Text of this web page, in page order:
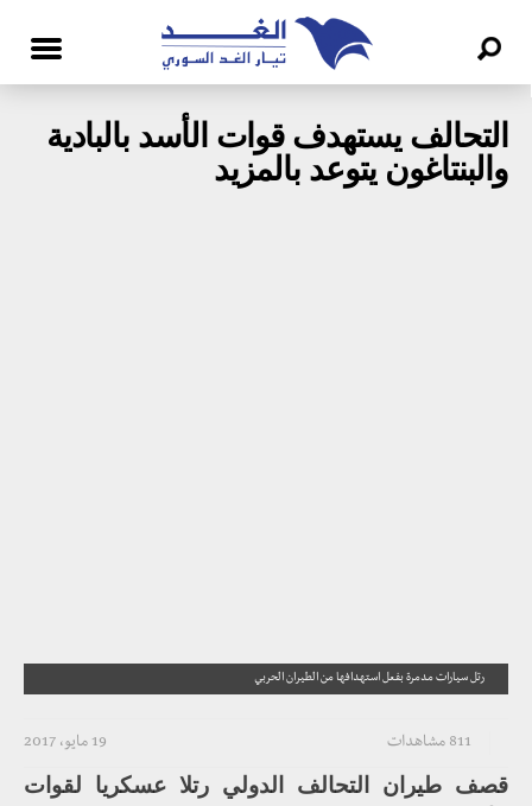
التحالف يستهدف قوات الأسد بالبادية
والبنتاغون يتوعد بالمزيد
رتل سيارات مدمرة بفعل استهدافها من الطيران الحربي
19 مايو، 2017 811 مشاهدات
قصف طيران التحالف الدولي رتلا عسكريا لقوات